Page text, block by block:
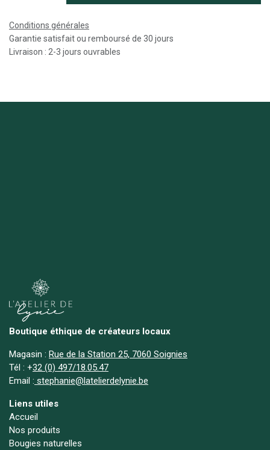
Conditions générales
Garantie satisfait ou remboursé de 30 jours
Livraison : 2-3 jours ouvrables
Boutique éthique de créateurs locaux
Magasin : Rue de la Station 25, 7060 Soignies
Tél : +32 (0) 497/18.05.47
Email : stephanie@latelierdelynie.be
Liens utiles
Accueil
Nos produits
Bougies naturelles